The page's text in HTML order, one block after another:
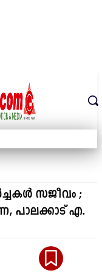
സജീവം ;
പാലക്കാട് എ.